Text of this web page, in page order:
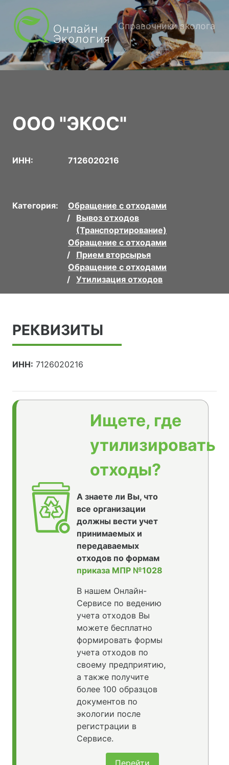
Справочники эколога
ООО "ЭКОС"
ИНН: 7126020216
Категория:
Обращение с отходами
Вывоз отходов
(Транспортирование)
Обращение с отходами
Прием вторсырья
Обращение с отходами
Утилизация отходов
РЕКВИЗИТЫ
ИНН: 7126020216
Ищете, где
утилизировать
отходы?
А знаете ли Вы, что
все организации
должны вести учет
принимаемых и
передаваемых
отходов по формам
приказа МПР №1028
В нашем Онлайн-
Сервисе по ведению
учета отходов Вы
можете бесплатно
формировать формы
учета отходов по
своему предприятию,
а также получите
более 100 образцов
документов по
экологии после
регистрации в
Сервисе.